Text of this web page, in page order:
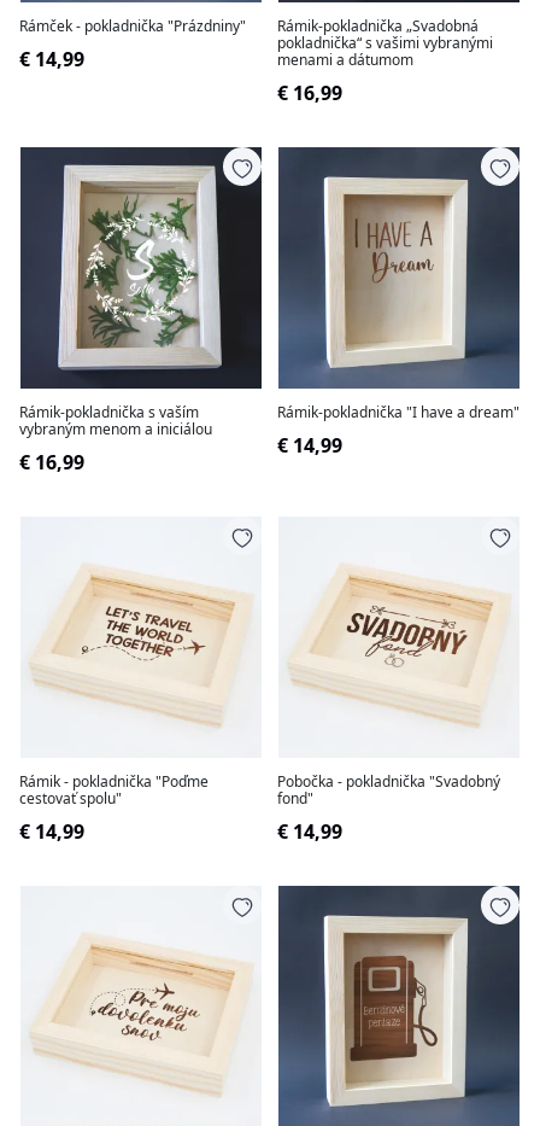
Rámček - pokladnička "Prázdniny"
€ 14,99
Rámik-pokladnička „Svadobná
pokladnička“ s vašimi vybranými
menami a dátumom
€ 16,99
Rámik-pokladnička s vaším
vybraným menom a iniciálou
€ 16,99
Rámik-pokladnička "I have a dream"
€ 14,99
Rámik - pokladnička "Poďme
cestovať spolu"
€ 14,99
Pobočka - pokladnička "Svadobný
fond"
€ 14,99